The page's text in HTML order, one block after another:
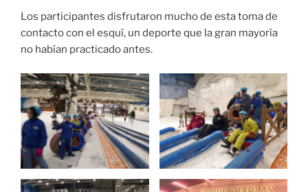
Los participantes disfrutaron mucho de esta toma de
contacto con el esquí, un deporte que la gran mayoría
no habían practicado antes.